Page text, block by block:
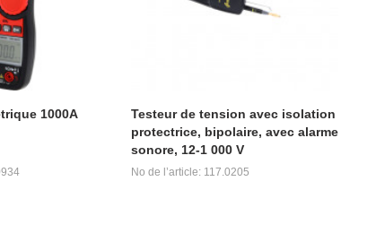
1000A
Testeur de tension avec isolation
protectrice, bipolaire, avec alarme
sonore, 12-1 000 V
No de l’article: 117.0205